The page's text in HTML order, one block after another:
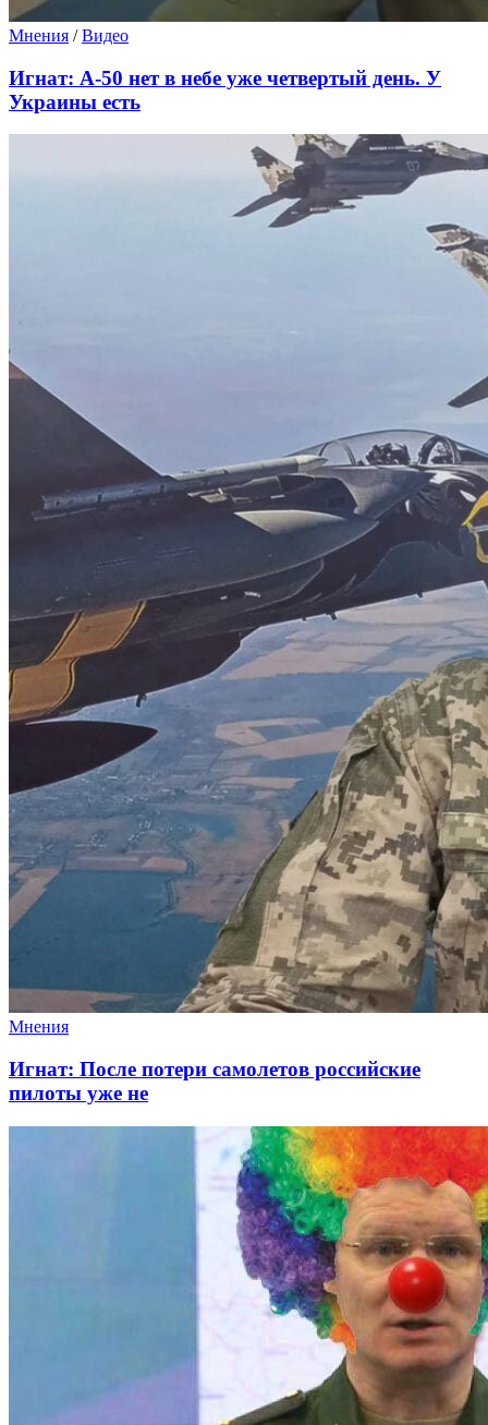
Мнения /Видео
Игнат: А-50 нет в небе уже четвертый день. У
Украины есть
Мнения
Игнат: После потери самолетов российские
пилоты уже не